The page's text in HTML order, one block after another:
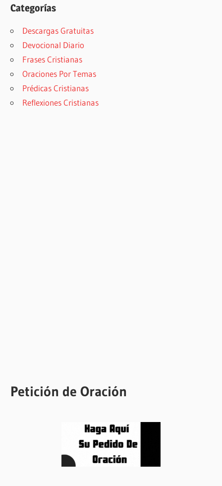
Categorías
Descargas Gratuitas
Devocional Diario
Frases Cristianas
Oraciones Por Temas
Prédicas Cristianas
Reflexiones Cristianas
Petición de Oración